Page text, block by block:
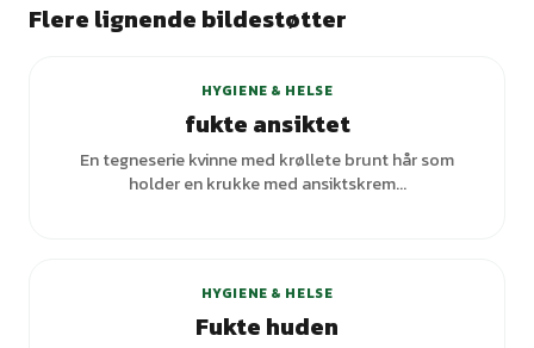
Flere lignende bildestøtter
HYGIENE & HELSE
fukte ansiktet
En tegneserie kvinne med krøllete brunt hår som
holder en krukke med ansiktskrem...
HYGIENE & HELSE
Fukte huden